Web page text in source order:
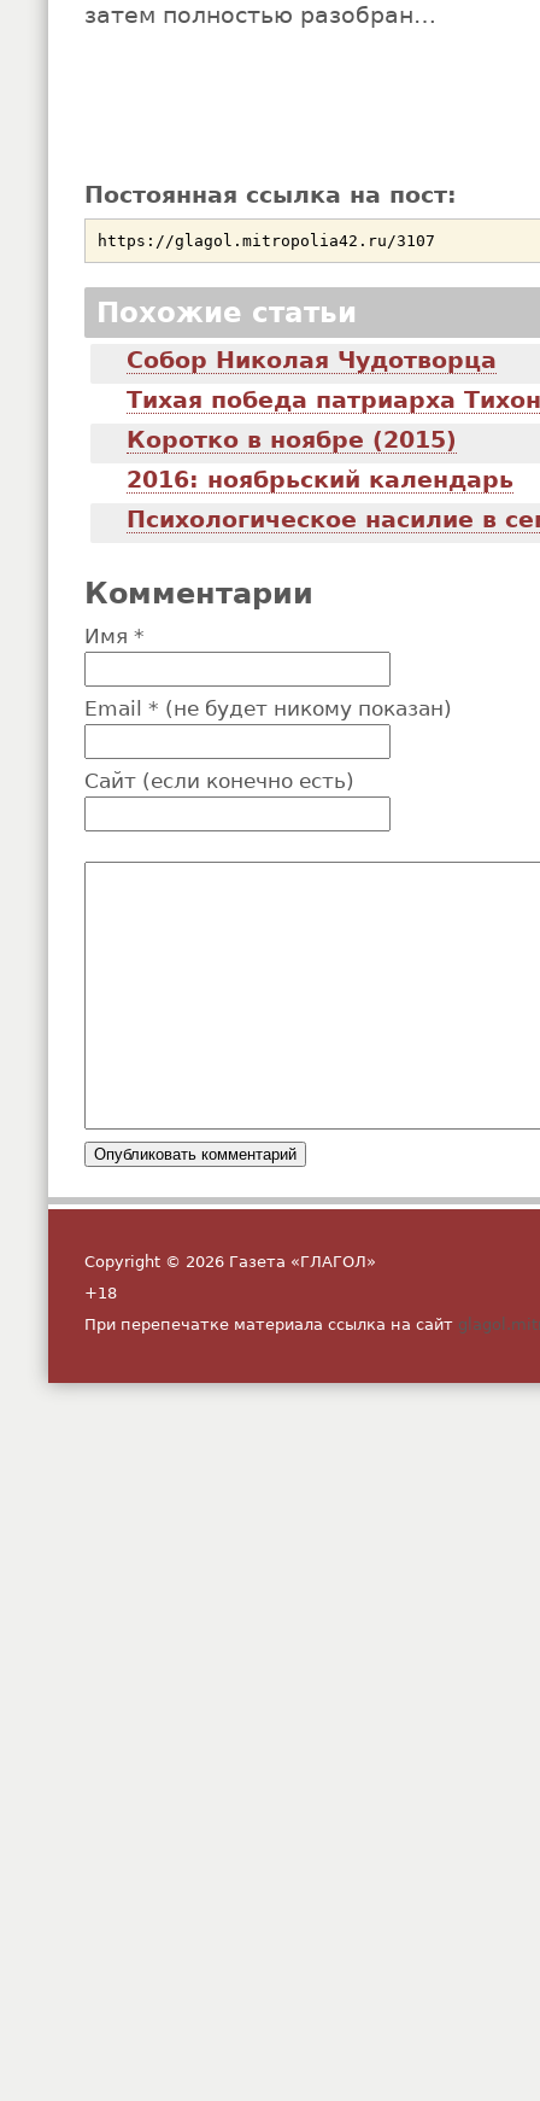
затем полностью разобран…
Постоянная ссылка на пост:
Похожие статьи
Собор Николая Чудотворца
Тихая победа патриарха
Коротко в ноябре (2015)
2016: ноябрьский календарь
Психологическое насилие в
Комментарии
Имя *
Email * (не будет никому показан)
Сайт (если конечно есть)
Copyright © 2026 Газета «ГЛАГОЛ»
+18
При перепечатке материала ссылка на сайт